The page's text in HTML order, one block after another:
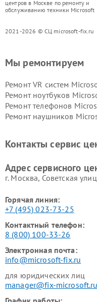
центров в Москве по ремонту и
обслуживанию техники Microsoft
2021-2026 © СЦ microsoft-fix.ru
Мы ремонтируем
Ремонт VR систем
Ремонт ноутбуков
Ремонт телефонов
Ремонт наушников
Контакты сервис
Адрес сервисного
г. Москва, Советская
Горячая линия:
+7 (495) 023-73-25
Контактный телефон:
8 (800) 100-33-26
Электронная почта:
info@microsoft-fix.ru
для юридических лиц
manager@fix-microsoft.ru